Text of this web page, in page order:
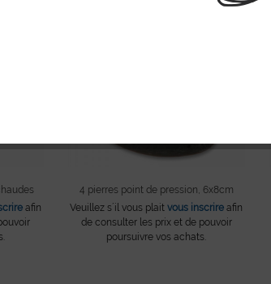
afin
4 pierres point de pression, 6x8cm
Veuillez s´il vous plaitvous inscrire afin
de consulter les prix et de pouvoir
poursuivre vos achats.